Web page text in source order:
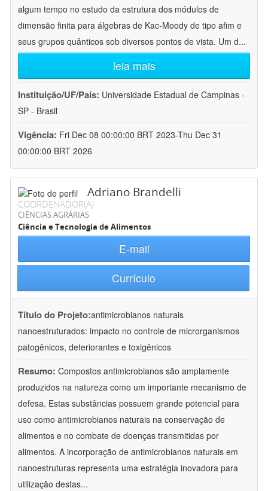
algum tempo no estudo da estrutura dos módulos de
dimensão finita para álgebras de Kac-Moody de tipo afim e
seus grupos quânticos sob diversos pontos de vista. Um d...
leia mais
Instituição/UF/País: Universidade Estadual de Campinas -
SP - Brasil
Vigência: Fri Dec 08 00:00:00 BRT 2023-Thu Dec 31
00:00:00 BRT 2026
Adriano Brandelli
COORDENADOR(A)
CIÊNCIAS AGRÁRIAS
Ciência e Tecnologia de Alimentos
E-mail
Currículo
Título do Projeto:antimicrobianos naturais
nanoestruturados: impacto no controle de microrganismos
patogênicos, deteriorantes e toxigênicos
Resumo: Compostos antimicrobianos são amplamente
produzidos na natureza como um importante mecanismo de
defesa. Estas substâncias possuem grande potencial para
uso como antimicrobianos naturais na conservação de
alimentos e no combate de doenças transmitidas por
alimentos. A incorporação de antimicrobianos naturais em
nanoestruturas representa uma estratégia inovadora para
utilização destas...